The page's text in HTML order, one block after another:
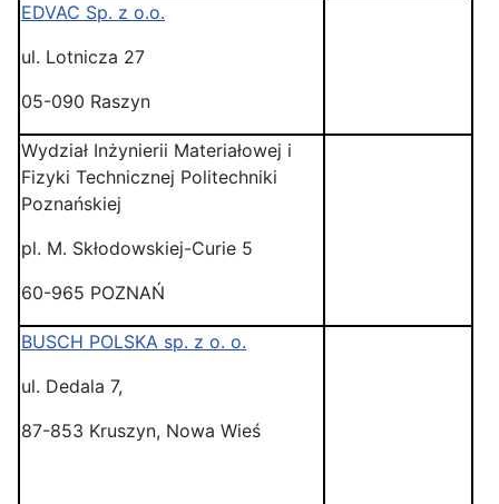
EDVAC Sp. z o.o.
ul. Lotnicza 27
05-090 Raszyn
Wydział Inżynierii Materiałowej i
Fizyki Technicznej Politechniki
Poznańskiej
pl. M. Skłodowskiej-Curie 5
60-965 POZNAŃ
BUSCH POLSKA sp. z o. o.
ul. Dedala 7,
87-853 Kruszyn, Nowa Wieś